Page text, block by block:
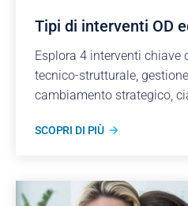
Tipi di interventi OD
Esplora 4 interventi chiave
tecnico-strutturale,
cambiamento strategico,
crescita.
SCOPRI DI PIÙ